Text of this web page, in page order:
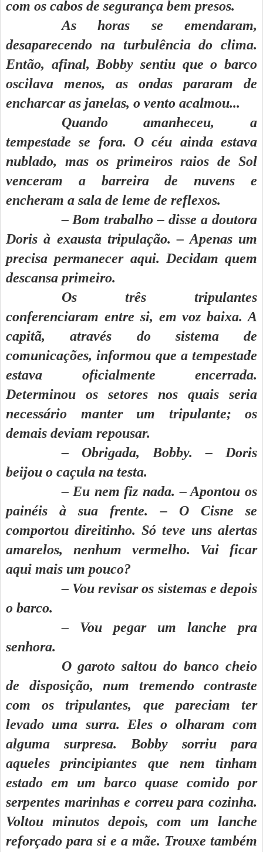
com os cabos de segurança bem presos.
As horas se emendaram,
desaparecendo na turbulência do clima.
Então, afinal, Bobby sentiu que o barco
oscilava menos, as ondas pararam de
encharcar as janelas, o vento acalmou...
Quando amanheceu, a
tempestade se fora. O céu ainda estava
nublado, mas os primeiros raios de Sol
venceram a barreira de nuvens e
encheram a sala de leme de reflexos.
– Bom trabalho – disse a doutora
Doris à exausta tripulação. – Apenas um
precisa permanecer aqui. Decidam quem
descansa primeiro.
Os três tripulantes
conferenciaram entre si, em voz baixa. A
capitã, através do sistema de
comunicações, informou que a tempestade
estava oficialmente encerrada.
Determinou os setores nos quais seria
necessário manter um tripulante; os
demais deviam repousar.
– Obrigada, Bobby. – Doris
beijou o caçula na testa.
– Eu nem fiz nada. – Apontou os
painéis à sua frente. – O Cisne se
comportou direitinho. Só teve uns alertas
amarelos, nenhum vermelho. Vai ficar
aqui mais um pouco?
– Vou revisar os sistemas e depois
o barco.
– Vou pegar um lanche pra
senhora.
O garoto saltou do banco cheio
de disposição, num tremendo contraste
com os tripulantes, que pareciam ter
levado uma surra. Eles o olharam com
alguma surpresa. Bobby sorriu para
aqueles principiantes que nem tinham
estado em um barco quase comido por
serpentes marinhas e correu para cozinha.
Voltou minutos depois, com um lanche
reforçado para si e a mãe. Trouxe também